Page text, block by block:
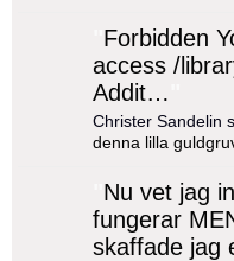
Forbidden
access /
Addit…
Christer Sandelin
denna lilla
Nu vet jag
fungerar
skaffade jag